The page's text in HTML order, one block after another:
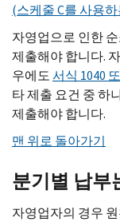
(스케줄C를 사용하
자영업으로 인한
제출해야 합니다.
우에도서식 1040
타 제출 요건 중 하
제출해야 합니다.
맨 위로 돌아가기
분기별 납부
자영업자의 경우